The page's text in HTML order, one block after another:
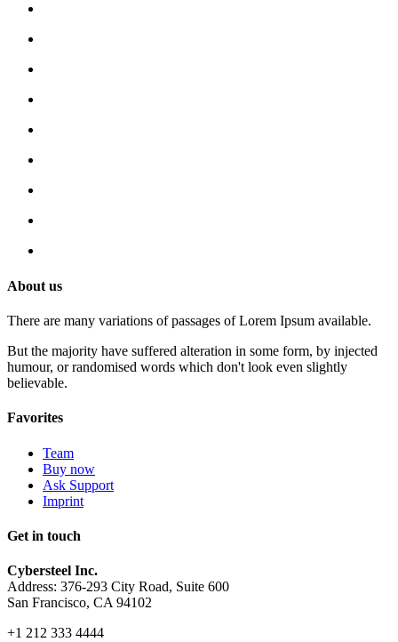
About us
There are many variations of passages of Lorem Ipsum available.
But the majority have suffered alteration in some form, by injected
humour, or randomised words which don't look even slightly
believable.
Favorites
Team
Buy now
Ask Support
Imprint
Get in touch
Cybersteel Inc.
Address: 376-293 City Road, Suite 600
San Francisco, CA 94102
+1 212 333 4444